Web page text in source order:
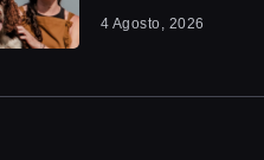
4 Agosto, 2026